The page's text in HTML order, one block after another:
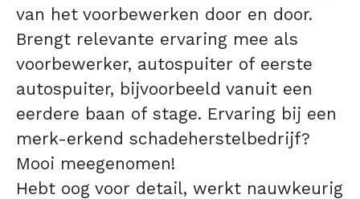
van het voorbewerken door en door.
Brengt relevante ervaring mee als
voorbewerker, autospuiter of eerste
autospuiter, bijvoorbeeld vanuit een
eerdere baan of stage. Ervaring bij een
merk-erkend schadeherstelbedrijf?
Mooi meegenomen!
Hebt oog voor detail, werkt nauwkeurig